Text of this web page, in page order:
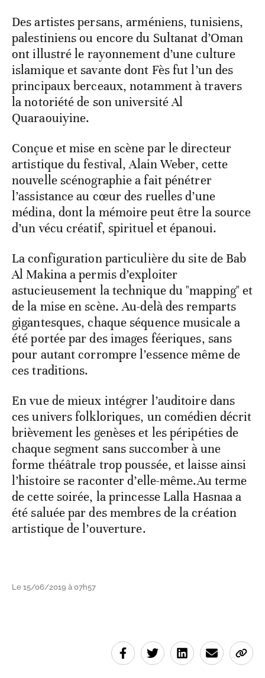
Des artistes persans, arméniens, tunisiens,
palestiniens ou encore du Sultanat d’Oman
ont illustré le rayonnement d’une culture
islamique et savante dont Fès fut l’un des
principaux berceaux, notamment à travers
la notoriété de son université Al
Quaraouiyine.
Conçue et mise en scène par le directeur
artistique du festival, Alain Weber, cette
nouvelle scénographie a fait pénétrer
l’assistance au cœur des ruelles d’une
médina, dont la mémoire peut être la source
d’un vécu créatif, spirituel et épanoui.
La configuration particulière du site de Bab
Al Makina a permis d’exploiter
astucieusement la technique du "mapping" et
de la mise en scène. Au-delà des remparts
gigantesques, chaque séquence musicale a
été portée par des images féeriques, sans
pour autant corrompre l’essence même de
ces traditions.
En vue de mieux intégrer l’auditoire dans
ces univers folkloriques, un comédien décrit
brièvement les genèses et les péripéties de
chaque segment sans succomber à une
forme théâtrale trop poussée, et laisse ainsi
l’histoire se raconter d’elle-même.Au terme
de cette soirée, la princesse Lalla Hasnaa a
été saluée par des membres de la création
artistique de l’ouverture.
Le 15/06/2019 à 07h57